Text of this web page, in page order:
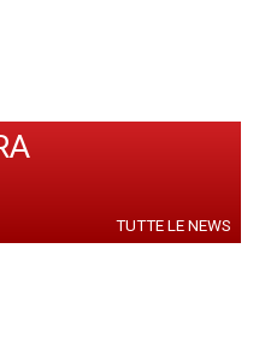
TUTTE LE NEWS